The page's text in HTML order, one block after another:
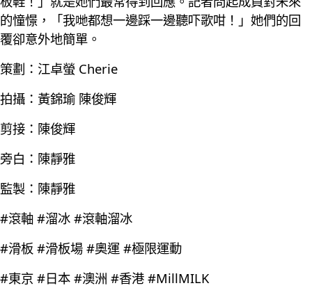
的憧憬，「我哋都想一邊踩一邊聽吓歌咁！」她們的回
覆卻意外地簡單。
策劃：江卓螢 Cherie
拍攝：黃錦瑜 陳俊輝
剪接：陳俊輝
旁白：陳靜雅
監製：陳靜雅
#滾軸 #溜冰 #滾軸溜冰
#滑板 #滑板場 #奧運 #極限運動
#東京 #日本 #澳洲 #香港 #MillMILK